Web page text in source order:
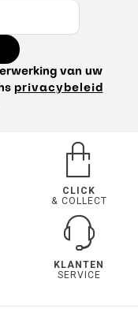
van uw
privacybeleid
CLICK
& COLLECT
KLANTEN
SERVICE